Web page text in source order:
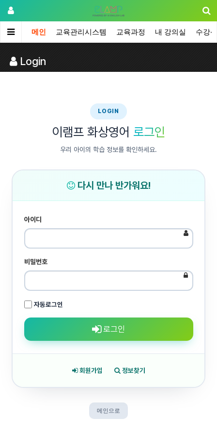
메인 교육관리시스템 교육과정 내 강의실 수강
Login
LOGIN
이램프 화상영어 로그인
우리 아이의 학습 정보를 확인하세요.
다시 만나 반가워요!
아이디
비밀번호
자동로그인
로그인
회원가입 정보찾기
메인으로